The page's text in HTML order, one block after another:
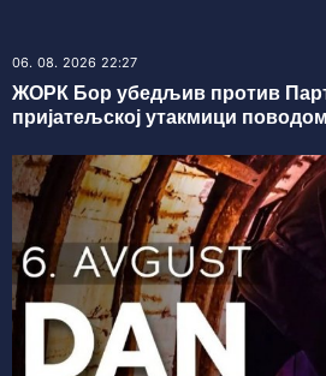
06. 08. 2026 22:27
ЖОРК Бор убедљив против
пријатељској утакмици